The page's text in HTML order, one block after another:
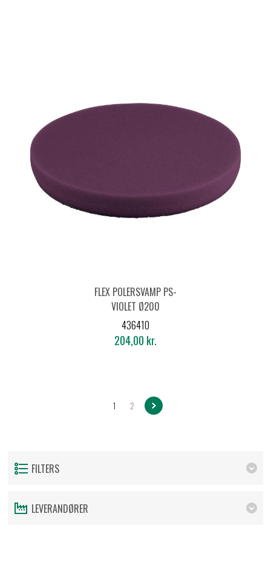
FLEX POLERSVAMP PS-
VIOLET Ø200
436410
204,00 kr.
1 2
FILTERS
LEVERANDØRER